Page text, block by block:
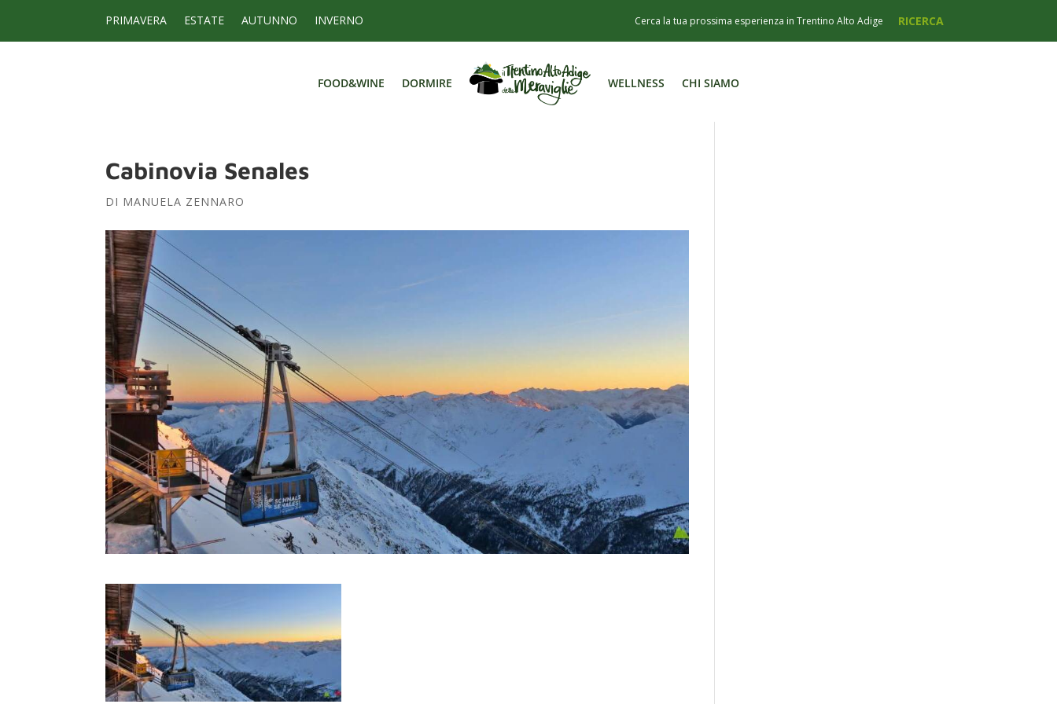
PRIMAVERA ESTATE AUTUNNO INVERNO
FOOD&WINE DORMIRE WELLNESS CHI SIAMO
Cabinovia Senales
DI MANUELA ZENNARO